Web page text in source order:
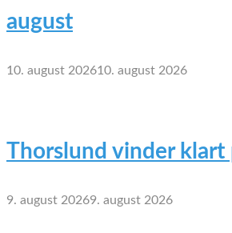
august
10. august 202610. august 2026
Thorslund vinder klart
9. august 20269. august 2026